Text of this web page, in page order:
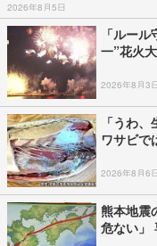
2026年8月5日
「ルー
一”花火
2026年8月3日
「うわ
ワサビ
2026年8月6日
熊本地震
危ない」